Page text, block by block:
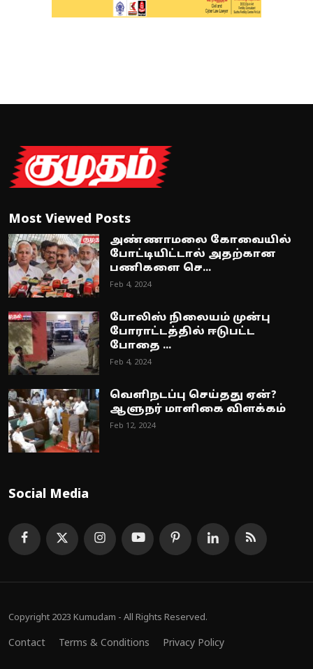
Most Viewed Posts
அண்ணாமலை கோவையில்
போட்டியிட்டால் அதற்கான
பணிகளை செ...
Feb 4, 2024
போலிஸ் நிலையம் முன்பு
போராட்டத்தில் ஈடுபட்ட
போதை ...
Feb 4, 2024
வெளிநடப்பு செய்தது ஏன்?
ஆளுநர் மாளிகை விளக்கம்
Feb 12, 2024
Social Media
Copyright 2023 Kumudam - All Rights Reserved.
Contact Terms & Conditions Privacy Policy